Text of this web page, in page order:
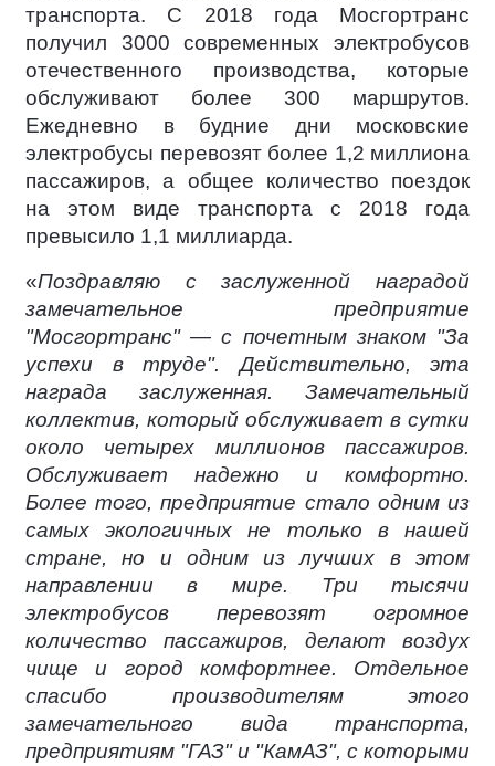
транспорта. С 2018 года Мосгортранс
получил 3000 современных электробусов
отечественного производства, которые
обслуживают более 300 маршрутов.
Ежедневно в будние дни московские
электробусы перевозят более 1,2 миллиона
пассажиров, а общее количество поездок
на этом виде транспорта с 2018 года
превысило 1,1 миллиарда.
«Поздравляю с заслуженной наградой
замечательное предприятие
"Мосгортранс" — с почетным знаком "За
успехи в труде". Действительно, эта
награда заслуженная. Замечательный
коллектив, который обслуживает в сутки
около четырех миллионов пассажиров.
Обслуживает надежно и комфортно.
Более того, предприятие стало одним из
самых экологичных не только в нашей
стране, но и одним из лучших в этом
направлении в мире. Три тысячи
электробусов перевозят огромное
количество пассажиров, делают воздух
чище и город комфортнее. Отдельное
спасибо производителям этого
замечательного вида транспорта,
предприятиям "ГАЗ" и "КамАЗ", с которыми